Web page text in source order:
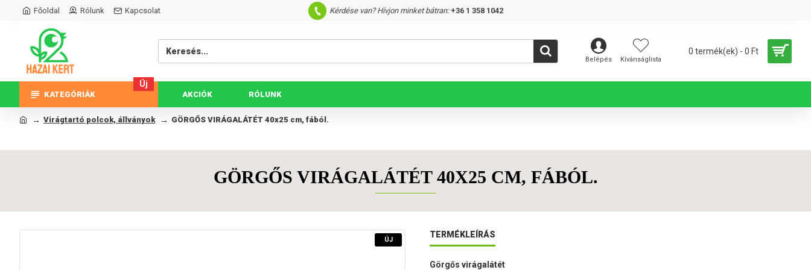
Főoldal Rólunk Kapcsolat Kérdése van? Hívjon minket bátran:+36 1 358 1042
Belépés Kívánságlista
0 termék(ek) - 0 Ft
KATEGÓRIÁK
Új
AKCIÓK RÓLUNK
Virágtartó polcok, állványok GÖRGŐS VIRÁGALÁTÉT 40x25 cm, fából.
GÖRGŐS VIRÁGALÁTÉT 40X25 CM, FÁBÓL.
ÚJ
TERMÉKLEÍRÁS
Görgős virágalátét